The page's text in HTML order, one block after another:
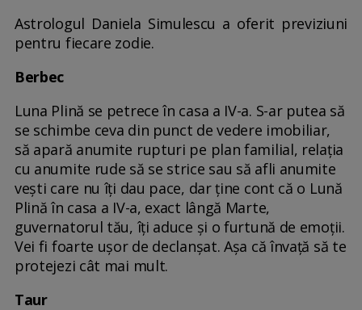
Astrologul Daniela Simulescu a oferit previziuni
pentru fiecare zodie.
Berbec
Luna Plină se petrece în casa a IV-a. S-ar putea să
se schimbe ceva din punct de vedere imobiliar,
să apară anumite rupturi pe plan familial, relația
cu anumite rude să se strice sau să afli anumite
vești care nu îți dau pace, dar ține cont că o Lună
Plină în casa a IV-a, exact lângă Marte,
guvernatorul tău, îți aduce și o furtună de emoții.
Vei fi foarte ușor de declanșat. Așa că învață să te
protejezi cât mai mult.
Taur